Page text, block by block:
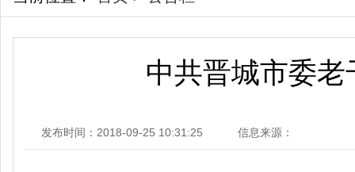
中共晋城市委
发布时间：2018-09-25 10:31:25 信息来源：